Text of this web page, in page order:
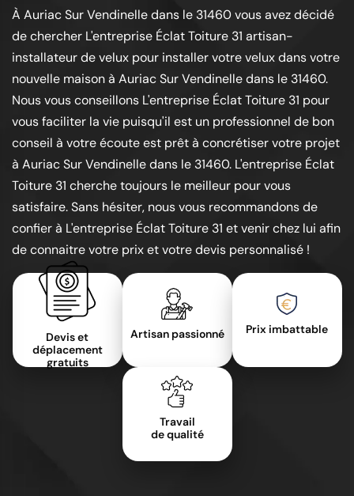
À Auriac Sur Vendinelle dans le 31460 vous avez décidé
de chercher L'entreprise Éclat Toiture 31 artisan-
installateur de velux pour installer votre velux dans votre
nouvelle maison à Auriac Sur Vendinelle dans le 31460.
Nous vous conseillons L'entreprise Éclat Toiture 31 pour
vous faciliter la vie puisqu'il est un professionnel de bon
conseil à votre écoute est prêt à concrétiser votre projet
à Auriac Sur Vendinelle dans le 31460. L'entreprise Éclat
Toiture 31 cherche toujours le meilleur pour vous
satisfaire. Sans hésiter, nous vous recommandons de
confier à L'entreprise Éclat Toiture 31 et venir chez lui afin
de connaitre votre prix et votre devis personnalisé !
Devis et
déplacement
gratuits
Artisan passionné Prix imbattable
Travail
de qualité